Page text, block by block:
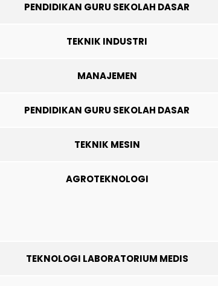
PENDIDIKAN GURU SEKOLAH DASAR
TEKNIK INDUSTRI
MANAJEMEN
PENDIDIKAN GURU SEKOLAH DASAR
TEKNIK MESIN
AGROTEKNOLOGI
TEKNOLOGI LABORATORIUM MEDIS